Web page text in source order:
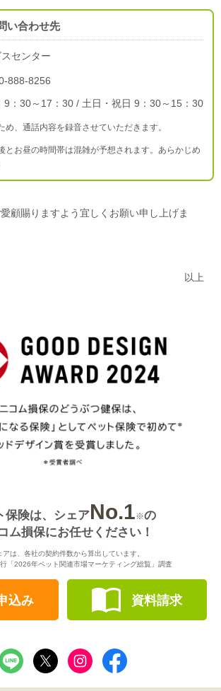
い合わせ先
センター
888-8256
9：30～17：30 / 土日・祝日 9：30～15：30
め、通話内容を録音させていただきます。
とお昼の時間帯は混雑が予想されます。あらかじめ
顧賜りますよう宜しくお願い申し上げま
以上
保険は、シェアNo.1※の
ム損保にお任せください！
は、各社の契約件数から算出しています。
「2026年ペット関連市場マーケティング総覧」調査
込み 資料請求